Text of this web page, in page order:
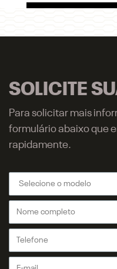
SOLICITE
Para solicitar mais
formulário abaixo que
rapidamente.